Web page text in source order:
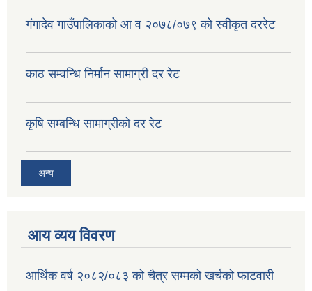
गंगादेव गाउँपालिकाको आ व २०७८/०७९ को स्वीकृत दररेट
काठ सम्वन्धि निर्मान सामाग्री दर रेट
कृषि सम्बन्धि सामाग्रीको दर रेट
अन्य
आय व्यय विवरण
आर्थिक वर्ष २०८२/०८३ को चैत्र सम्मको खर्चको फाटवारी